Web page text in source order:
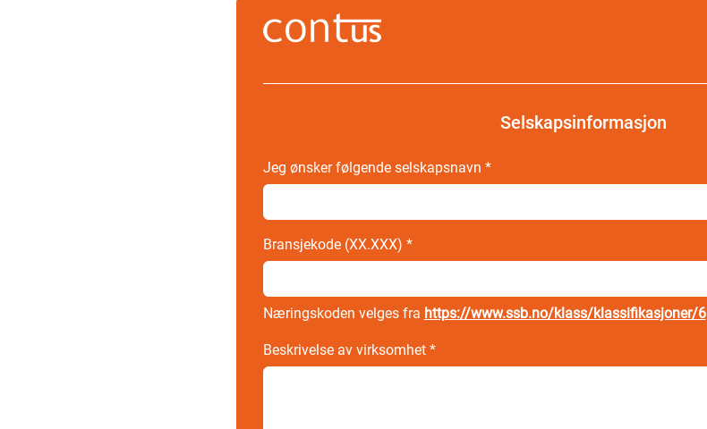
Selskapsinformasjon
Jeg ønsker følgende selskapsnavn *
Bransjekode (XX.XXX) *
Næringskoden velges fra https://www.ssb.no/klass/klassifikasjoner/6
Beskrivelse av virksomhet *